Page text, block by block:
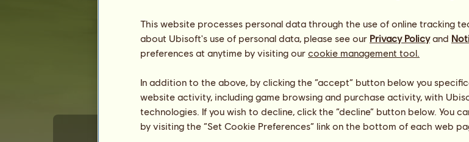
Ló Jellemvonások
Elért eredmények
Képességek/Genetika
Nincs megjeleníthető értékesítés
This website processes personal data through the use of online tracking
about Ubisoft's use of personal data, please see our Privacy Policyand
preferences at anytime by visiting our cookie management tool.
In addition to the above, by clicking the “accept” button below you
website activity, including game browsing and purchase activity, with
technologies. If you wish to decline, click the “decline” button below. You
by visiting the “Set Cookie Preferences” link on the bottom of each web